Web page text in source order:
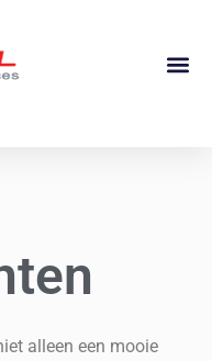
alleen een mooie